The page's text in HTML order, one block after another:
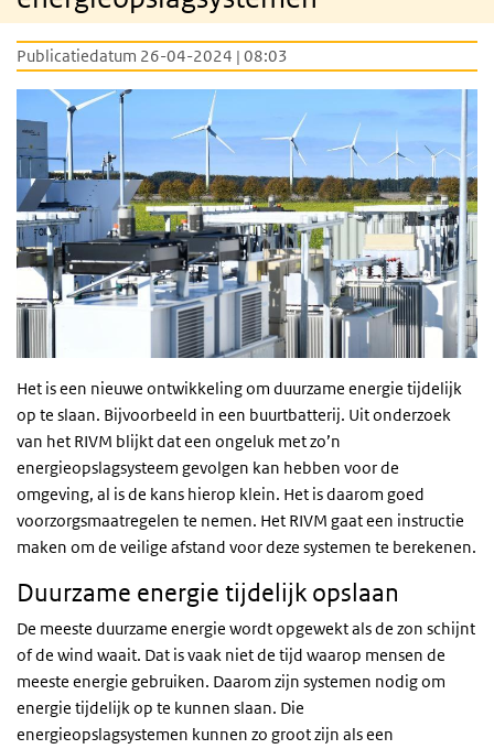
Publicatiedatum 26-04-2024 | 08:03
Het is een nieuwe ontwikkeling om duurzame energie tijdelijk
op te slaan. Bijvoorbeeld in een buurtbatterij. Uit onderzoek
van het RIVM blijkt dat een ongeluk met zo’n
energieopslagsysteem gevolgen kan hebben voor de
omgeving, al is de kans hierop klein. Het is daarom goed
voorzorgsmaatregelen te nemen. Het RIVM gaat een instructie
maken om de veilige afstand voor deze systemen te berekenen.
Duurzame energie tijdelijk opslaan
De meeste duurzame energie wordt opgewekt als de zon schijnt
of de wind waait. Dat is vaak niet de tijd waarop mensen de
meeste energie gebruiken. Daarom zijn systemen nodig om
energie tijdelijk op te kunnen slaan. Die
energieopslagsystemen kunnen zo groot zijn als een